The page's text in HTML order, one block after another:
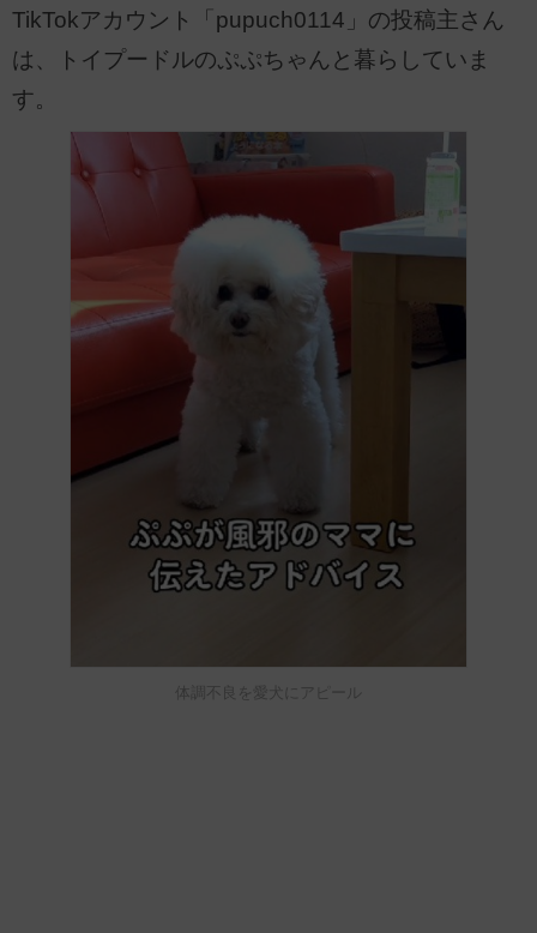
TikTokアカウント「pupuch0114」の投稿主さん
は、トイプードルのぷぷちゃんと暮らしていま
す。
体調不良を愛犬にアピール